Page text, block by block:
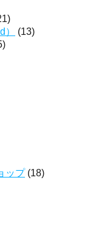
(13)
ップ(18)